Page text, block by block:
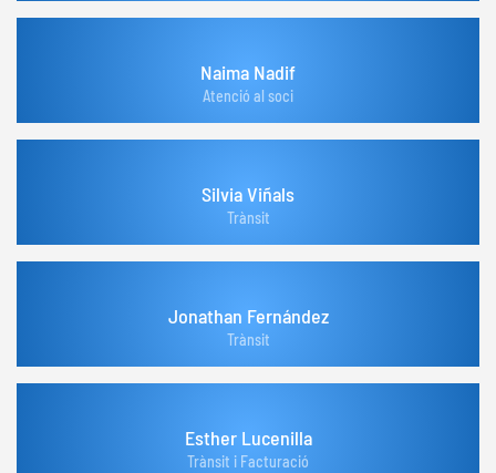
Naima Nadif
Atenció al soci
Silvia Viñals
Trànsit
Jonathan Fernández
Trànsit
Esther Lucenilla
Trànsit i Facturació